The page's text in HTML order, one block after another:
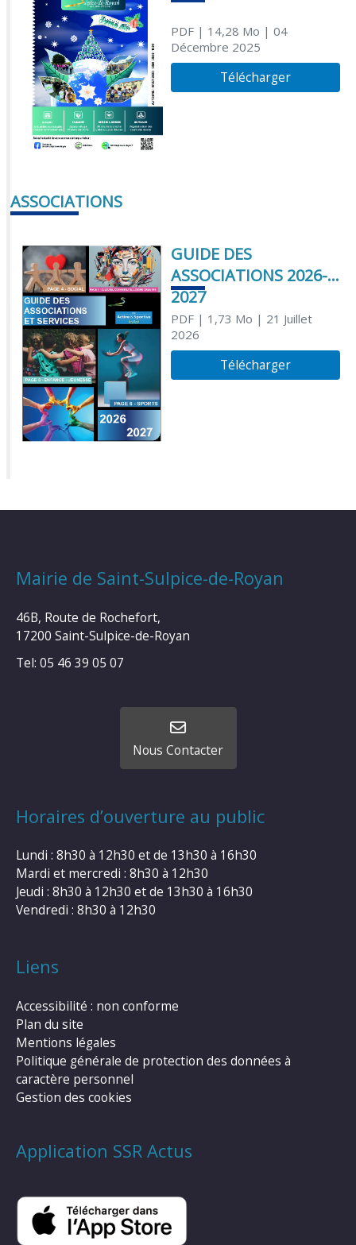
PDF| 14,28 Mo | 04
Décembre 2025
Télécharger
ASSOCIATIONS
GUIDE DES
ASSOCIATIONS 2026-
2027
PDF| 1,73 Mo | 21 Juillet
2026
Télécharger
Mairie de Saint-Sulpice-de-Royan
46B, Route de Rochefort,
17200 Saint-Sulpice-de-Royan
Tel: 05 46 39 05 07
Nous Contacter
Horaires d’ouverture au public
Lundi : 8h30 à 12h30 et de 13h30 à 16h30
Mardi et mercredi : 8h30 à 12h30
Jeudi : 8h30 à 12h30 et de 13h30 à 16h30
Vendredi : 8h30 à 12h30
Liens
Accessibilité : non conforme
Plan du site
Mentions légales
Politique générale de protection des données à
caractère personnel
Gestion des cookies
Application SSR Actus